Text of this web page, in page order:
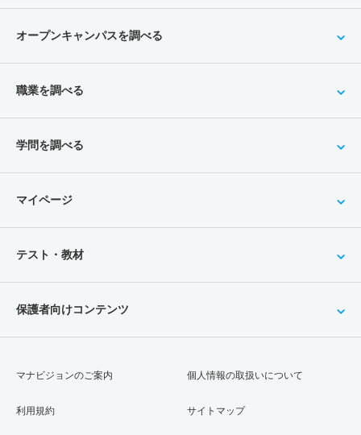
オープンキャンパスを調べる
職業を調べる
学問を調べる
マイページ
テスト・教材
保護者向けコンテンツ
マナビジョンのご案内
利用規約
個人情報の取扱いについて
サイトマップ